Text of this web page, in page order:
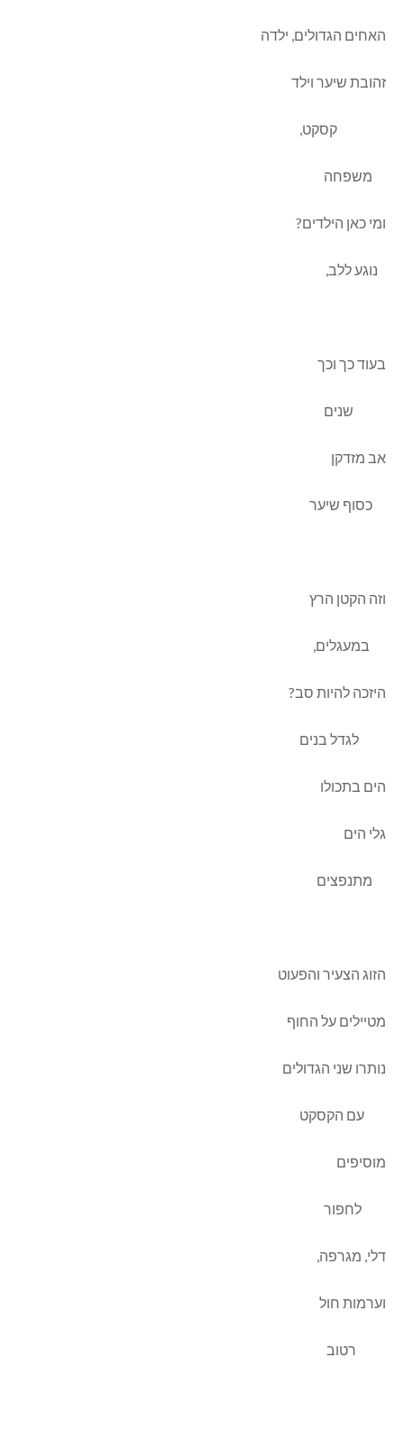
האחים הגדולים, ילדה
זהובת שיער וילד
קסקט,
משפחה
ומי כאן הילדים?
נוגע ללב,
בעוד כך וכך
שנים
אב מזדקן
כסוף שיער
וזה הקטן הרץ
במעגלים,
היזכה להיות סב?
לגדל בנים
הים בתכולו
גלי הים
מתנפצים
הזוג הצעיר והפעוט
מטיילים על החוף
נותרו שני הגדולים
עם הקסקט
מוסיפים
לחפור
דלי, מגרפה,
וערמות חול
רטוב